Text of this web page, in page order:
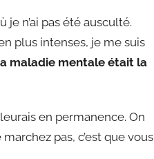
n’ai pas été ausculté.
plus intenses, je me suis
maladie mentale était la
en permanence. On
pas, c’est que vous